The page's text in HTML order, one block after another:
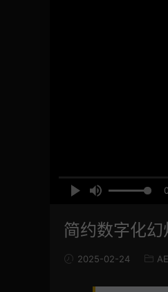
简约数字化
2025-02-24